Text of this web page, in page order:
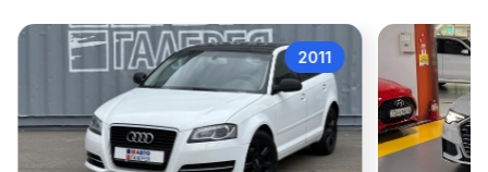
Audi A6
2022